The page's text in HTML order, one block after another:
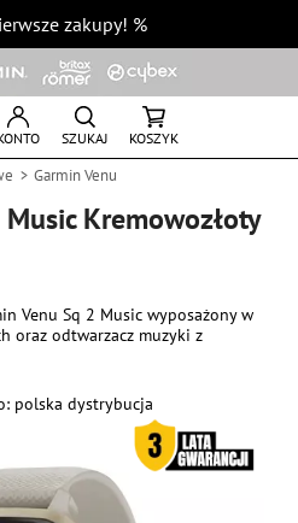
zakupy! %
SZUKAJ KOSZYK
Garmin Venu
Kremowozłoty
polska dystrybucja
Venu Sq 2 Music wyposażony w
oraz odtwarzacz muzyki z